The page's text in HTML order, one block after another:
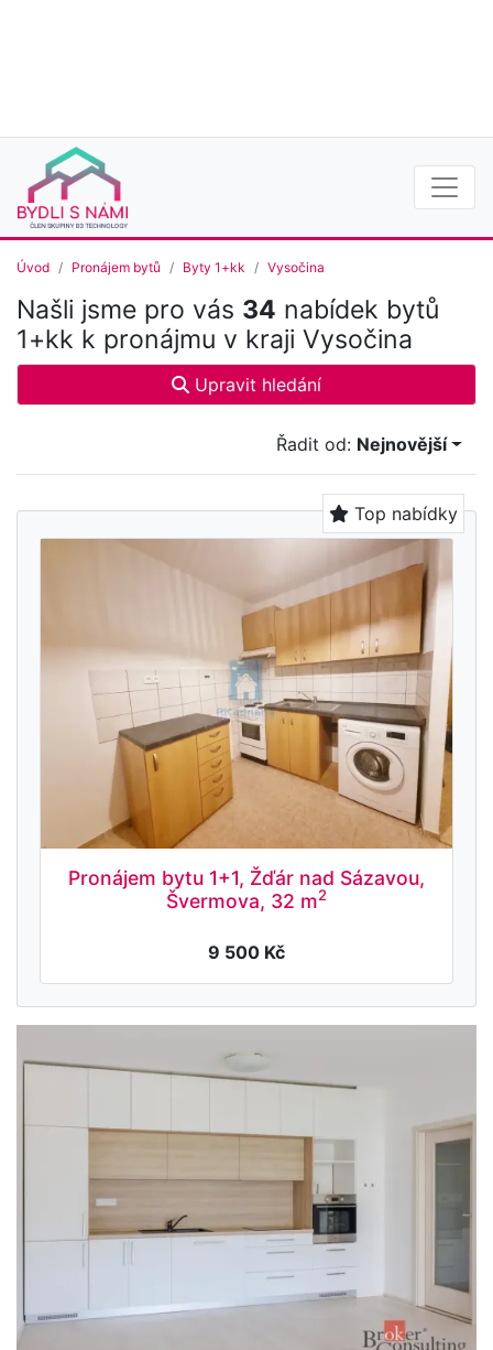
Úvod Pronájem bytů Byty 1+kk Vysočina
Našli jsme pro vás 34 nabídek bytů
1+kk k pronájmu v kraji Vysočina
Upravit hledání
Řadit od: Nejnovější
Top nabídky
Pronájem bytu 1+1, Žďár nad Sázavou,
Švermova, 32 m2
9 500 Kč